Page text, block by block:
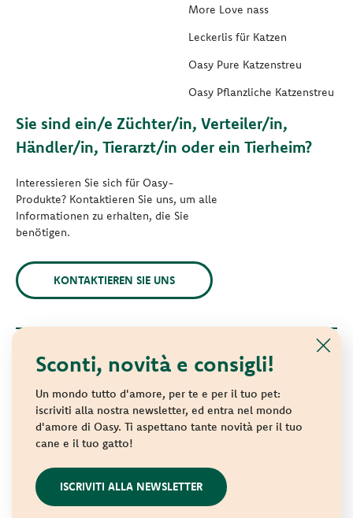
Sconti, novità e consigli!
Un mondo tutto d'amore, per te e per il tuo pet:
iscriviti alla nostra newsletter, ed entra nel mondo
d'amore di Oasy. Ti aspettano tante novità per il tuo
cane e il tuo gatto!
ISCRIVITI ALLA NEWSLETTER
More Love nass
Leckerlis für Katzen
Oasy Pure Katzenstreu
Oasy Pflanzliche Katzenstreu
Sie sind ein/e Züchter/in, Verteiler/in,
Händler/in, Tierarzt/in oder ein Tierheim?
Interessieren Sie sich für Oasy-
Produkte? Kontaktieren Sie uns, um alle
Informationen zu erhalten, die Sie
benötigen.
KONTAKTIEREN SIE UNS
© 2021 Oasy. Alle Rechte vorbehalten.
Wonderfood S.p.A. Strada dei Censiti, 2 - 47891 Repubblica di
San Marino - C.o.E. SM 04018
Privacy policy-Cookie policy-Sitemap
websolute